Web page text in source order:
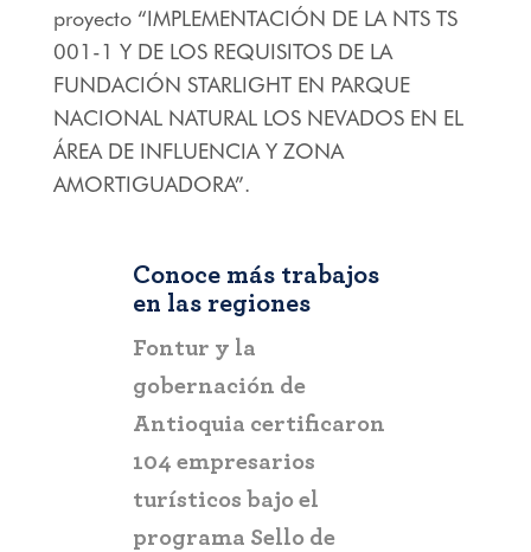
proyecto “IMPLEMENTACIÓN DE LA NTS TS
001-1 Y DE LOS REQUISITOS DE LA
FUNDACIÓN STARLIGHT EN PARQUE
NACIONAL NATURAL LOS NEVADOS EN EL
ÁREA DE INFLUENCIA Y ZONA
AMORTIGUADORA”.
Conoce más trabajos
en las regiones
Fontur y la
gobernación de
Antioquia certificaron
104 empresarios
turísticos bajo el
programa Sello de